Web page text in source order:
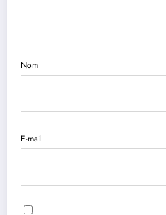
Nom
E-mail